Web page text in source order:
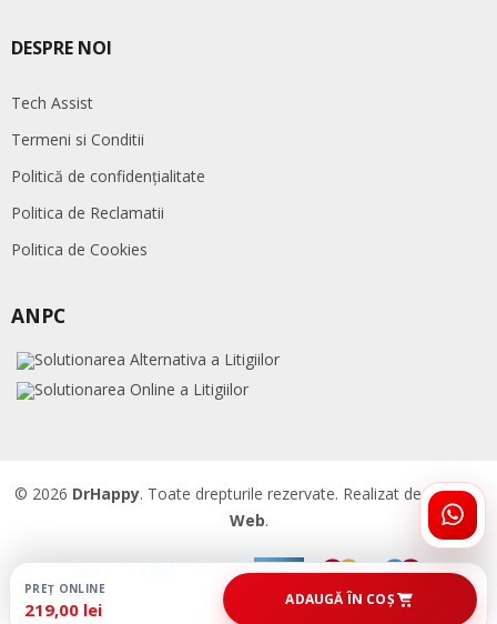
DESPRE NOI
Tech Assist
Termeni si Conditii
Politică de confidențialitate
Politica de Reclamatii
Politica de Cookies
ANPC
© 2026 DrHappy. Toate drepturile rezervate. Realizat deAccent
Web.
PREȚ ONLINE
219,00 lei ADAUGĂ ÎN COȘ